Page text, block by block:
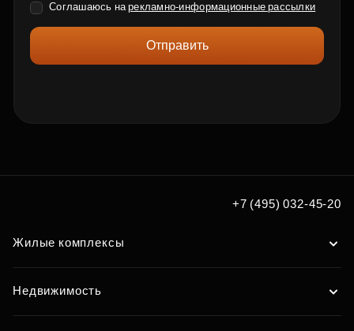
Соглашаюсь нарекламно-информационные рассылки
Отправить
+7 (495) 032-45-20
Жилые комплексы
Недвижимость